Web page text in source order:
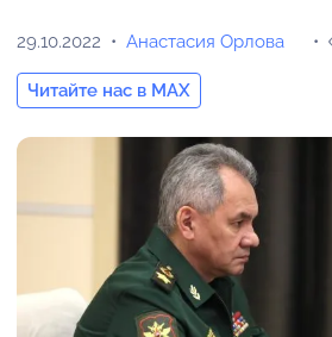
29.10.2022 Анастасия Орлова
Читайте нас в MAX